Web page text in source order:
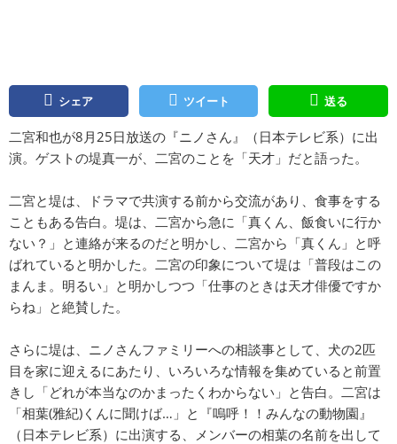
シェア ツイート 送る
二宮和也が8月25日放送の『ニノさん』（日本テレビ系）に出
演。ゲストの堤真一が、二宮のことを「天才」だと語った。
二宮と堤は、ドラマで共演する前から交流があり、食事をする
こともある告白。堤は、二宮から急に「真くん、飯食いに行か
ない？」と連絡が来るのだと明かし、二宮から「真くん」と呼
ばれていると明かした。二宮の印象について堤は「普段はこの
まんま。明るい」と明かしつつ「仕事のときは天才俳優ですか
らね」と絶賛した。
さらに堤は、ニノさんファミリーへの相談事として、犬の2匹
目を家に迎えるにあたり、いろいろな情報を集めていると前置
きし「どれが本当なのかまったくわからない」と告白。二宮は
「相葉(雅紀)くんに聞けば…」と『嗚呼！！みんなの動物園』
（日本テレビ系）に出演する、メンバーの相葉の名前を出して